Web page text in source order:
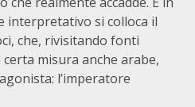
interpretativo si colloca il
che, rivisitando fonti
misura anche arabe,
l’imperatore